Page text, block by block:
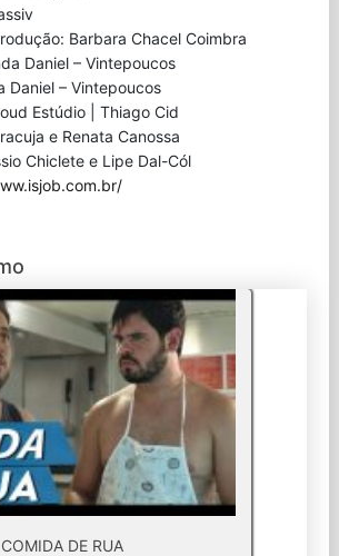
Barbara Chacel Coimbra
Daniel – Vintepoucos
Daniel – Vintepoucos
Estúdio | Thiago Cid
e Renata Canossa
Chiclete e Lipe Dal-Cól
COMIDA DE RUA